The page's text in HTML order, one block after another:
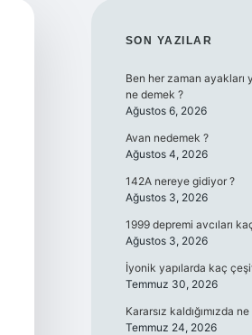
SON YAZILAR
Ben her zaman ayakları
ne demek ?
Ağustos 6, 2026
Avan nedemek ?
Ağustos 4, 2026
142A nereye gidiyor ?
Ağustos 3, 2026
1999 depremi avcıları
Ağustos 3, 2026
İyonik yapılarda kaç
Temmuz 30, 2026
Kararsız kaldığımızda
Temmuz 24, 2026